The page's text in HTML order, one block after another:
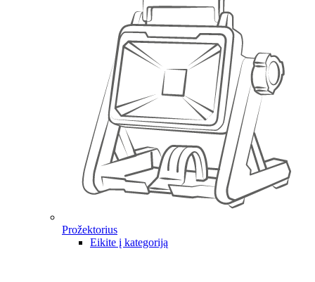
Prožektorius
Eikite į kategoriją